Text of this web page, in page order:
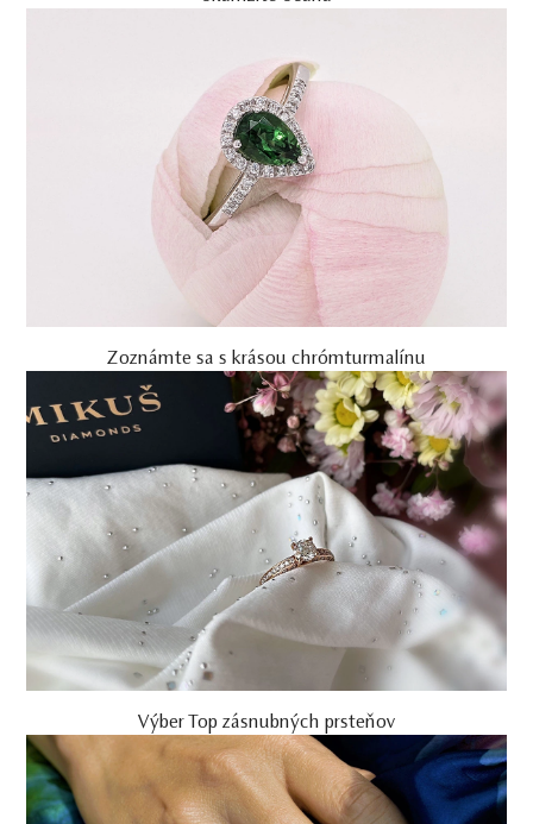
Zoznámte sa s krásou chrómturmalínu
Výber Top zásnubných prsteňov